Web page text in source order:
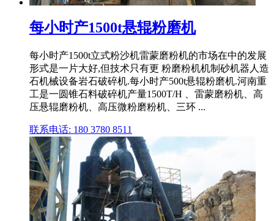
每小时产1500t悬辊粉磨机
每小时产1500t立式粉沙机雷蒙磨粉机的市场在中的发展
形式是一片大好,但技术只有更 粉磨粉机机制砂机器人造
石机械设备岩石破碎机.每小时产500t悬辊粉磨机.河南重
工是一圆锥石料破碎机产量1500T/H 、雷蒙磨粉机、高
压悬辊磨粉机、高压微粉磨粉机、三环 ...
联系电话: 180 3780 8511